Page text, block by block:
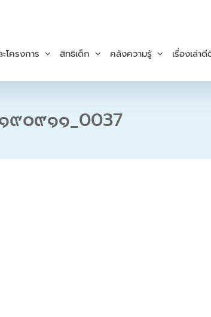
โครงการ สิทธิเด็ก คลังความรู้ เรื่องเล่า
๙๐๙๑๑_0037